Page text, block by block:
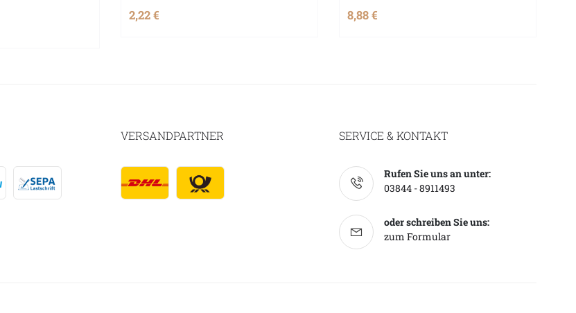
2,22 € 8,88 €
VERSANDPARTNER SERVICE & KONTAKT
Rufen Sie uns an unter:
03844 - 8911493
oder schreiben Sie uns:
zum Formular